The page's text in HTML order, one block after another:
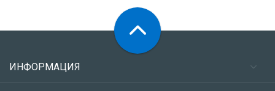
ИНФОРМАЦИЯ